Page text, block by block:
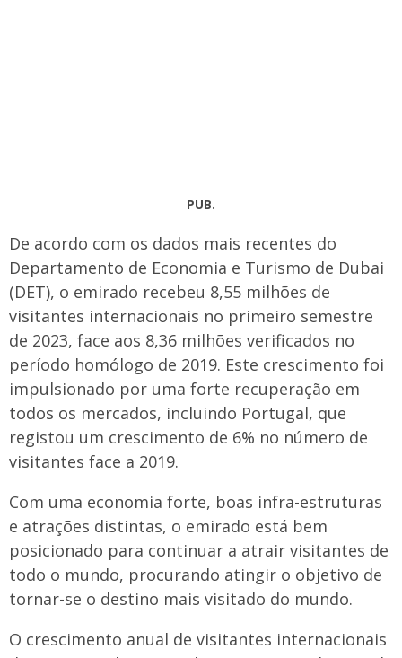
PUB.
De acordo com os dados mais recentes do
Departamento de Economia e Turismo de Dubai
(DET), o emirado recebeu 8,55 milhões de
visitantes internacionais no primeiro semestre
de 2023, face aos 8,36 milhões verificados no
período homólogo de 2019. Este crescimento foi
impulsionado por uma forte recuperação em
todos os mercados, incluindo Portugal, que
registou um crescimento de 6% no número de
visitantes face a 2019.
Com uma economia forte, boas infra-estruturas
e atrações distintas, o emirado está bem
posicionado para continuar a atrair visitantes de
todo o mundo, procurando atingir o objetivo de
tornar-se o destino mais visitado do mundo.
O crescimento anual de visitantes internacionais